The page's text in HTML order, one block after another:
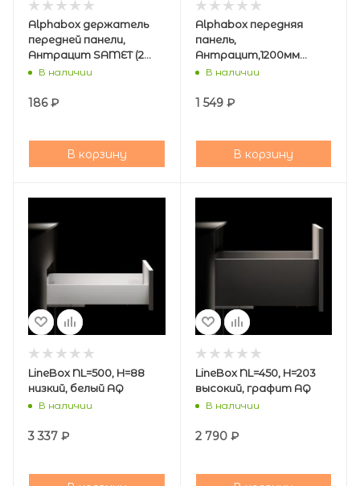
Alphabox держатель
передней панели,
Антрацит SAMET (2
шт в комплекте)
В наличии
186₽
В корзину
Alphabox передняя
панель,
Антрацит,1200мм
SAMET
В наличии
1 549₽
В корзину
LineBox NL=500, H=88
низкий, белый AQ
В наличии
3 337 ₽
LineBox NL=450, H=203
высокий, графит AQ
В наличии
2 790₽